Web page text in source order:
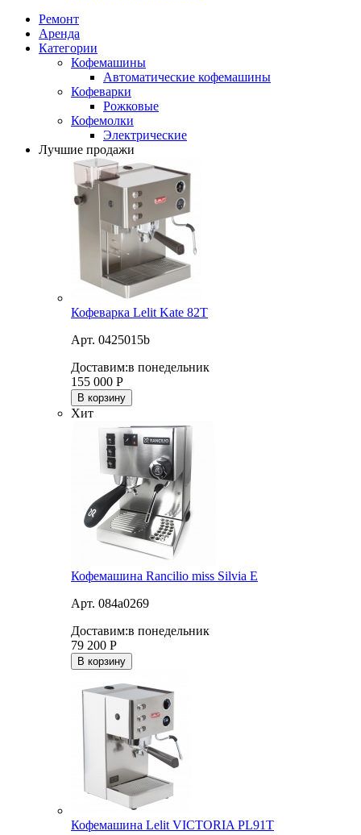
Ремонт
Аренда
Категории
Кофемашины
Автоматические кофемашины
Кофеварки
Рожковые
Кофемолки
Электрические
Лучшие продажи
Кофеварка Lelit Kate 82T
Арт. 0425015b
Доставим:в понедельник
155 000 Р
В корзину
Хит
Кофемашина Rancilio miss Silvia E
Арт. 084a0269
Доставим:в понедельник
79 200 Р
В корзину
Кофемашина Lelit VICTORIA PL91T